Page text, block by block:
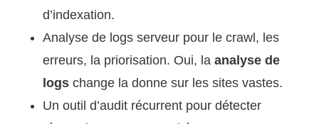
d’indexation.
Analyse de logs serveur pour le crawl, les
erreurs, la priorisation. Oui, la analyse de
logs change la donne sur les sites vastes.
Un outil d’audit récurrent pour détecter